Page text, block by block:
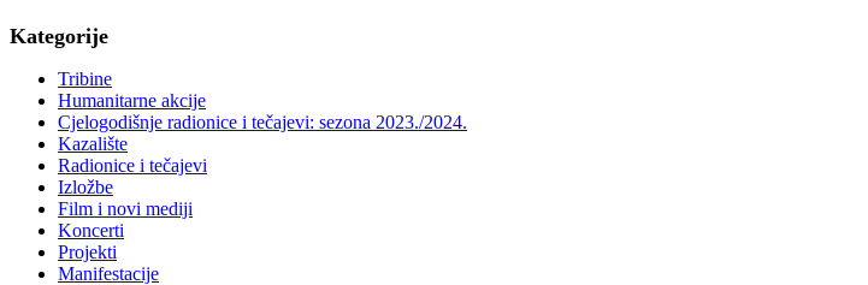
Kategorije
Tribine
Humanitarne akcije
Cjelogodišnje radionice i tečajevi: sezona 2023./2024.
Kazalište
Radionice i tečajevi
Izložbe
Film i novi mediji
Koncerti
Projekti
Manifestacije